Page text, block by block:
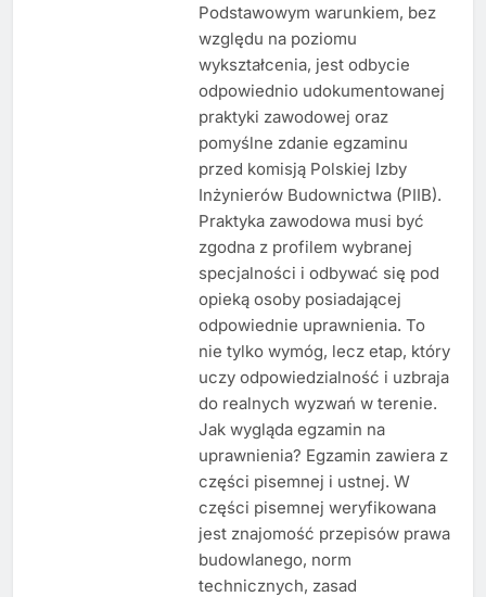
Podstawowym warunkiem, bez
względu na poziomu
wykształcenia, jest odbycie
odpowiednio udokumentowanej
praktyki zawodowej oraz
pomyślne zdanie egzaminu
przed komisją Polskiej Izby
Inżynierów Budownictwa (PIIB).
Praktyka zawodowa musi być
zgodna z profilem wybranej
specjalności i odbywać się pod
opieką osoby posiadającej
odpowiednie uprawnienia. To
nie tylko wymóg, lecz etap, który
uczy odpowiedzialność i uzbraja
do realnych wyzwań w terenie.
Jak wygląda egzamin na
uprawnienia? Egzamin zawiera z
części pisemnej i ustnej. W
części pisemnej weryfikowana
jest znajomość przepisów prawa
budowlanego, norm
technicznych, zasad